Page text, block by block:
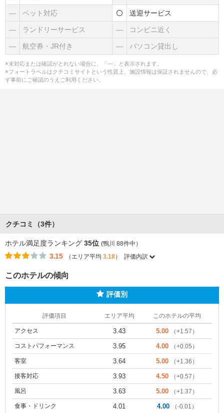
― ペット対応 送迎サービス
― ランドリーサービス ― コンビニ近く
― 航空券・JR付き ― パソコン貸出し
※未対応または確認がとれない場合に、「―」と表示されます。
※フォートラベルはクチコミサイトという性質上、施設情報は保証されませんので、必
ず事前にご確認のうえご利用ください。
クチコミ（3件）
ホテル満足度ランキング 35位 (鴨川 88件中）
3.15 （エリア平均 3.18） 評価内訳
このホテルの傾向
評価別
評価項目 エリア平均 このホテルの平均
アクセス 3.43 5.00 （+1.57）
コストパフォーマンス 3.95 4.00 （+0.05）
客室 3.64 5.00 （+1.36）
接客対応 3.93 4.50 （+0.57）
風呂 3.63 5.00 （+1.37）
食事・ドリンク 4.01 4.00 （-0.01）